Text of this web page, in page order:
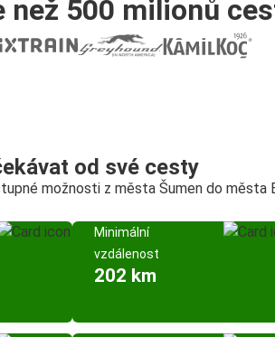
než 500 milionů
od své cesty
možnosti z města Šumen do města
Minimální
vzdálenost
202 km